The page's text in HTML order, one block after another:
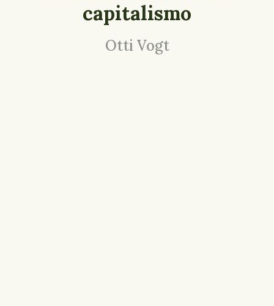
capitalismo
Otti Vogt